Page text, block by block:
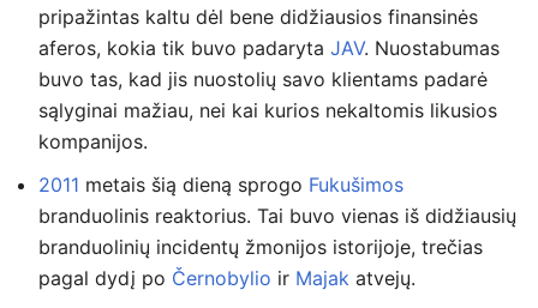
pripažintas kaltu dėl bene didžiausios finansinės
aferos, kokia tik buvo padaryta JAV. Nuostabumas
buvo tas, kad jis nuostolių savo klientams padarė
sąlyginai mažiau, nei kai kurios nekaltomis likusios
kompanijos.
2011 metais šią dieną sprogo Fukušimos
branduolinis reaktorius. Tai buvo vienas iš didžiausių
branduolinių incidentų žmonijos istorijoje, trečias
pagal dydį po Černobylio ir Majak atvejų.